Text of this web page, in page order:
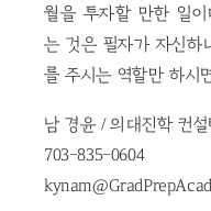
월을 투자할 만한 일
는 것은 필자가 자신하
를 주시는 역할만 하시
남 경윤 / 의대진학 컨설
703-835-0604